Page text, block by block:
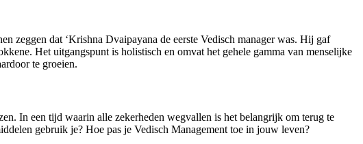
zeggen dat ‘Krishna Dvaipayana de eerste Vedisch manager was. Hij gaf
Het uitgangspunt is holistisch en omvat het gehele gamma van menselijke
te groeien.
In een tijd waarin alle zekerheden wegvallen is het belangrijk om terug te
gebruik je? Hoe pas je Vedisch Management toe in jouw leven?